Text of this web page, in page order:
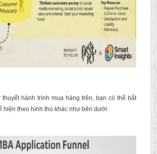
thuyết hành trình mua hàng trên, bạn có thể bắt
hiện theo hình thù khác như bên dưới: